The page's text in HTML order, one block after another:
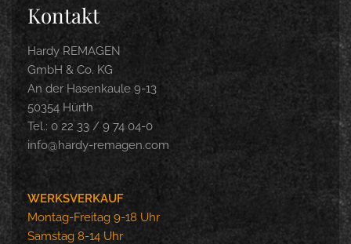
Kontakt
Hardy REMAGEN
GmbH & Co. KG
An der Hasenkaule 9-13
50354 Hürth
Tel.: 0 22 33 / 9 74 04-0
info@hardy-remagen.com
WERKSVERKAUF
Montag-Freitag 9-18 Uhr
Samstag 8-14 Uhr